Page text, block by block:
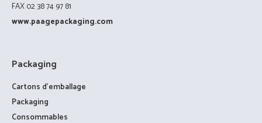
FAX 02 38 74 97 81
www.paagepackaging.com
Packaging
Cartons d’emballage
Packaging
Consommables